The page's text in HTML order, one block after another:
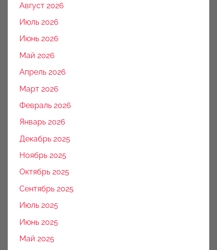
Август 2026
Июль 2026
Июнь 2026
Май 2026
Апрель 2026
Март 2026
Февраль 2026
Январь 2026
Декабрь 2025
Ноябрь 2025
Октябрь 2025
Сентябрь 2025
Июль 2025
Июнь 2025
Май 2025